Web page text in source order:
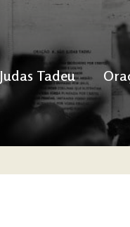
Tadeu